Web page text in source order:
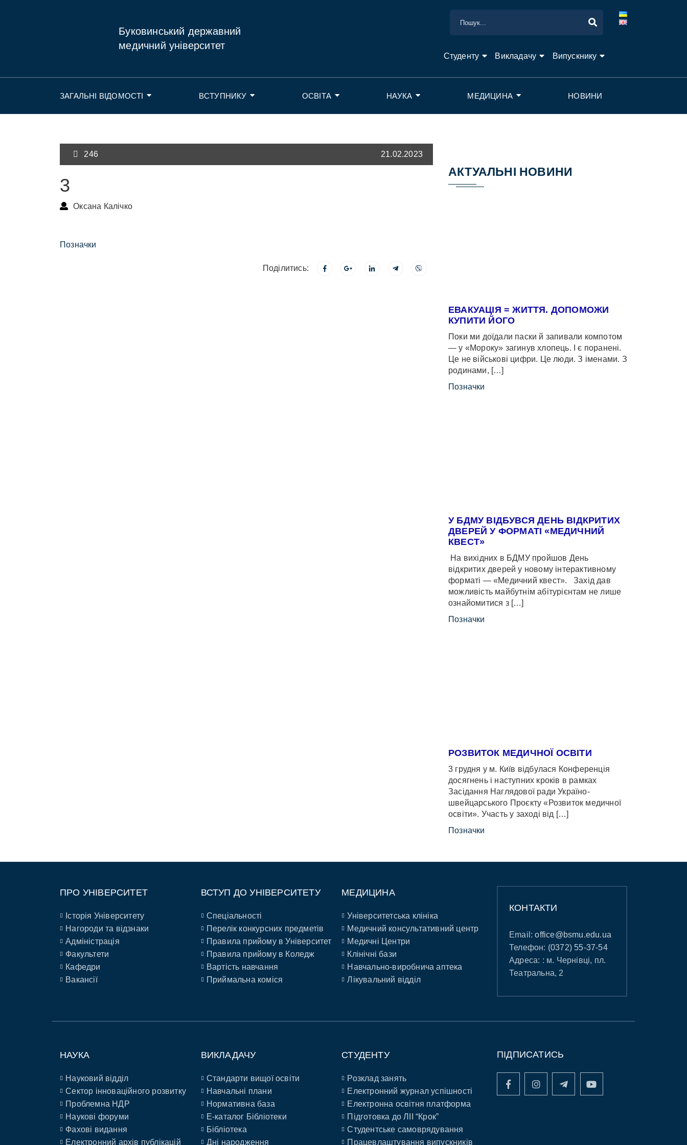
Буковинський державний
медичний університет
Студенту Викладачу Випускнику
ЗАГАЛЬНІ ВІДОМОСТІ ВСТУПНИКУ ОСВІТА НАУКА МЕДИЦИНА НОВИНИ
246 21.02.2023
3
Оксана Калічко
Позначки
Поділитись:
АКТУАЛЬНІ НОВИНИ
ЕВАКУАЦІЯ = ЖИТТЯ. ДОПОМОЖИ
КУПИТИ ЙОГО
Поки ми доїдали паски й запивали компотом
— у «Мороку» загинув хлопець. І є поранені.
Це не військові цифри. Це люди. З іменами. З
родинами, […]
Позначки
У БДМУ ВІДБУВСЯ ДЕНЬ ВІДКРИТИХ
ДВЕРЕЙ У ФОРМАТІ «МЕДИЧНИЙ
КВЕСТ»
На вихідних в БДМУ пройшов День
відкритих дверей у новому інтерактивному
форматі — «Медичний квест». Захід дав
можливість майбутнім абітурієнтам не лише
ознайомитися з […]
Позначки
РОЗВИТОК МЕДИЧНОЇ ОСВІТИ
3 грудня у м. Київ відбулася Конференція
досягнень і наступних кроків в рамках
Засідання Наглядової ради Україно-
швейцарського Проєкту «Розвиток медичної
освіти». Участь у заході від […]
Позначки
ПРО УНІВЕРСИТЕТ
Історія Університету
Нагороди та відзнаки
Адміністрація
Факультети
Кафедри
Вакансії
ВСТУП ДО УНІВЕРСИТЕТУ
Спеціальності
Перелік конкурсних предметів
Правила прийому в Університет
Правила прийому в Коледж
Вартість навчання
Приймальна коміся
МЕДИЦИНА
Університетська клініка
Медичний консультативний центр
Медичні Центри
Клінічні бази
Навчально-виробнича аптека
Лікувальний відділ
КОНТАКТИ
Email:office@bsmu.edu.ua
Телефон: (0372) 55-37-54
Адреса: : м. Чернівці, пл.
Театральна, 2
НАУКА
Науковий відділ
Сектор інноваційного розвитку
Проблемна НДР
Наукові форуми
Фахові видання
Електронний архів публікацій
ВИКЛАДАЧУ
Стандарти вищої освіти
Навчальні плани
Нормативна база
E-каталог Бібліотеки
Бібліотека
Дні народження
СТУДЕНТУ
Розклад занять
Електронний журнал успішності
Електронна освітня платформа
Підготовка до ЛІІ “Крок”
Студентське самоврядування
Працевлаштування випускників
ПІДПИСАТИСЬ